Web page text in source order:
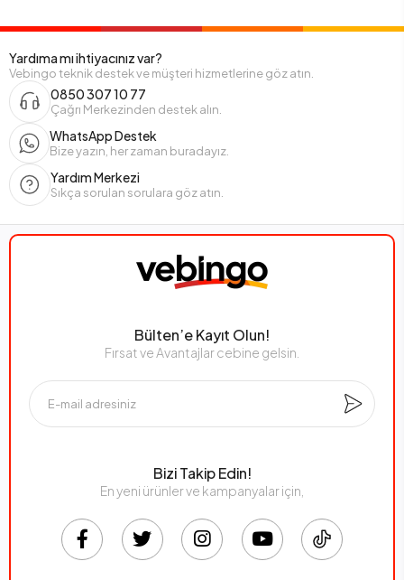
Yardıma mı ihtiyacınız var?
Vebingo teknik destek ve müşteri hizmetlerine göz atın.
0850 307 10 77
Çağrı Merkezinden destek alın.
WhatsApp Destek
Bize yazın, her zaman buradayız.
Yardım Merkezi
Sıkça sorulan sorulara göz atın.
Bülten’e Kayıt Olun!
Fırsat ve Avantajlar cebine gelsin.
Bizi Takip Edin!
En yeni ürünler ve kampanyalar için,